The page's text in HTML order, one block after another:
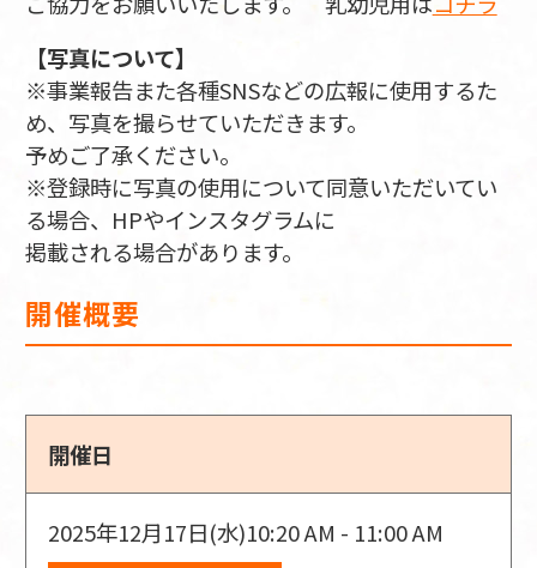
【写真について】
※事業報告また各種SNSなどの広報に使用するた
め、写真を撮らせていただきます。
予めご了承ください。
※登録時に写真の使用について同意いただいてい
る場合、HPやインスタグラムに
掲載される場合があります。
開催概要
開催日
2025年12月17日(水)10:20 AM - 11:00 AM